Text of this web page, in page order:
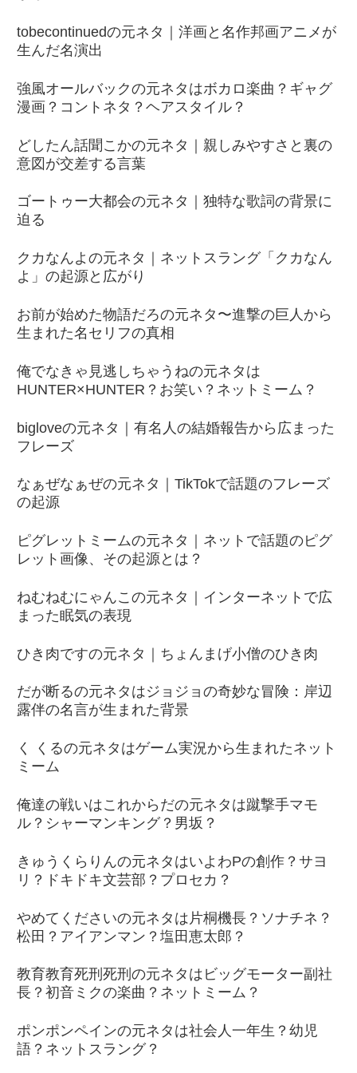
tobecontinuedの元ネタ｜洋画と名作邦画アニメが
生んだ名演出
強風オールバックの元ネタはボカロ楽曲？ギャグ
漫画？コントネタ？ヘアスタイル？
どしたん話聞こかの元ネタ｜親しみやすさと裏の
意図が交差する言葉
ゴートゥー大都会の元ネタ｜独特な歌詞の背景に
迫る
クカなんよの元ネタ｜ネットスラング「クカなん
よ」の起源と広がり
お前が始めた物語だろの元ネタ〜進撃の巨人から
生まれた名セリフの真相
俺でなきゃ見逃しちゃうねの元ネタは
HUNTER×HUNTER？お笑い？ネットミーム？
bigloveの元ネタ｜有名人の結婚報告から広まった
フレーズ
なぁぜなぁぜの元ネタ｜TikTokで話題のフレーズ
の起源
ピグレットミームの元ネタ｜ネットで話題のピグ
レット画像、その起源とは？
ねむねむにゃんこの元ネタ｜インターネットで広
まった眠気の表現
ひき肉ですの元ネタ｜ちょんまげ小僧のひき肉
だが断るの元ネタはジョジョの奇妙な冒険：岸辺
露伴の名言が生まれた背景
く くるの元ネタはゲーム実況から生まれたネット
ミーム
俺達の戦いはこれからだの元ネタは蹴撃手マモ
ル？シャーマンキング？男坂？
きゅうくらりんの元ネタはいよわPの創作？サヨ
リ？ドキドキ文芸部？プロセカ？
やめてくださいの元ネタは片桐機長？ソナチネ？
松田？アイアンマン？塩田恵太郎？
教育教育死刑死刑の元ネタはビッグモーター副社
長？初音ミクの楽曲？ネットミーム？
ポンポンペインの元ネタは社会人一年生？幼児
語？ネットスラング？